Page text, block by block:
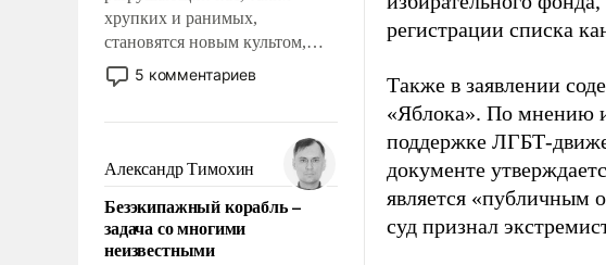
хрупких и ранимых,
становятся новым культом,
постепенно вытесняя и
отменяя традиционное
мужественным и твердым под
ударами судьбы, брать на себя
ответственность, помогать
слабым, идти вперед и
адаптироваться.
5 комментариев
Александр Тимохин
Безэкипажный корабль –
задача со многими
неизвестными
регистрации списка
Также в заявлении
«Яблока». По мнению
поддержке ЛГБТ-
документе
является «публичным
суд признал